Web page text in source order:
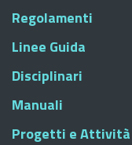
Regolamenti
Linee Guida
Disciplinari
Manuali
Progetti e Attività